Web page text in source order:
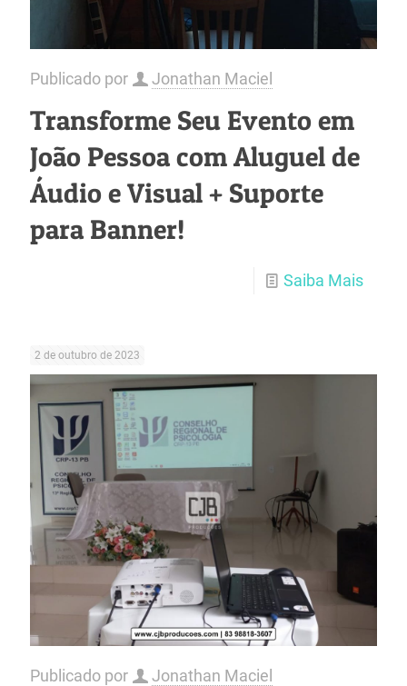
Publicado por Jonathan Maciel
Transforme Seu Evento em
João Pessoa com Aluguel de
Áudio e Visual + Suporte
para Banner!
Saiba Mais
2 de outubro de 2023
Publicado por Jonathan Maciel